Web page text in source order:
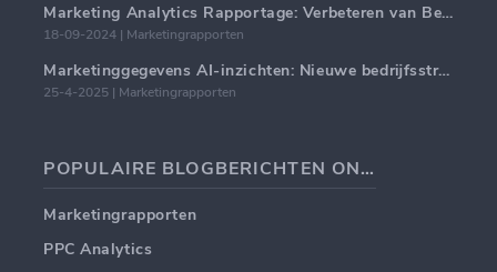
Marketing Analytics Rapportage: Verbeteren van Bedrijfsinzichten
18-09-2024 | Marketingrapporten
Marketinggegevens AI-inzichten: Nieuwe bedrijfsstrategieën voor 2024
25-4-2025 | Marketingrapporten
POPULAIRE BLOGBERICHTEN ONDERWERPEN
Marketingrapporten
PPC Analytics